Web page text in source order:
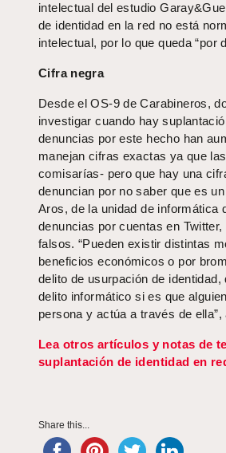
intelectual del estudio
de identidad en la red no está
intelectual, por lo que queda “por
Cifra negra
Desde el OS-9 de Carabineros,
investigar cuando hay
denuncias por este hecho han
manejan cifras exactas ya que
comisarías- pero que hay una
denuncian por no saber que es
Aros, de la unidad de informática
denuncias por cuentas en
falsos. “Pueden existir distintas
beneficios económicos o por
delito de usurpación de
delito informático si es que
persona y actúa a través de ella”,
Lea otros artículos y notas de
suplantación de identidad en
Share this...